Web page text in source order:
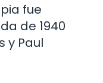
fue
de 1940
y Paul